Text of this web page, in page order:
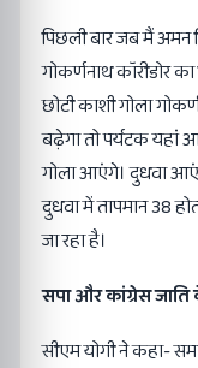
पिछली बार जब मैं अमन
गोकर्णनाथ कॉरीडोर
छोटी काशी गोला
बढ़ेगा तो पर्यटक यहां
गोला आएंगे। दुधवा
दुधवा में तापमान 38
जा रहा है।
सपा और कांग्रेस
सीएम योगी ने कहा-